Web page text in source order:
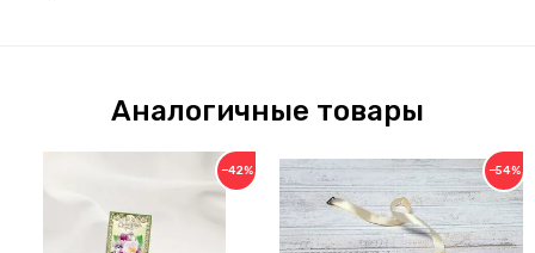
Аналогичные товары
−42% −54%